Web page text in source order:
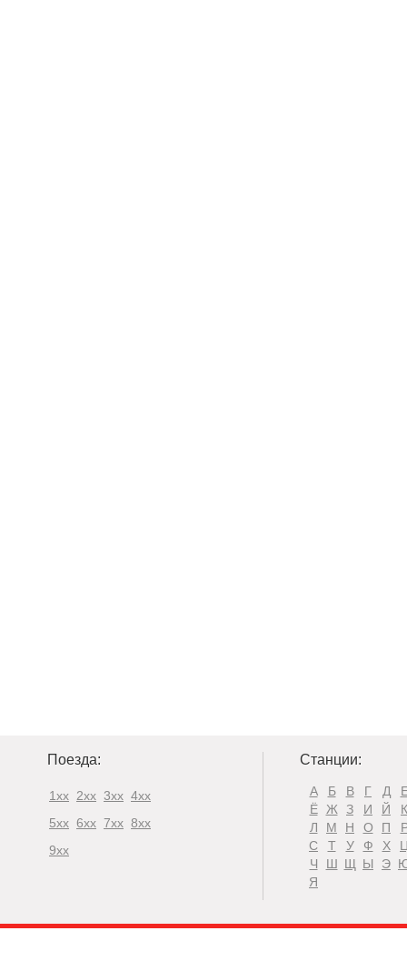
Поезда:
1xx 2xx 3xx 4xx
5xx 6xx 7xx 8xx
9xx
Станции:
А Б В Г Д
Ё
Ж З И Й
К
Л
М Н О П
С
Т У Ф Х
Ч
Ш Щ Ы Э
Я